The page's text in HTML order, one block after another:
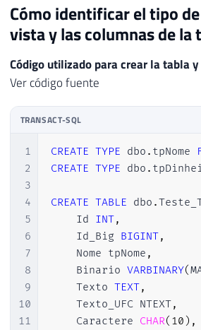
Cómo identificar el tipo
vista y las columnas de la
Código utilizado para crear la tabla
Ver código fuente
TRANSACT-SQL
1
2
3
4
5
6
7
8
9
10
11
CREATE TYPE dbo . tpNome
CREATE TYPE dbo .
CREATE TABLE dbo .
    Id
INT,
    Id_Big
BIGINT,
    Nome tpNome
,
    Binario
VARBINARY(
    Texto
TEXT,
    Texto_UFC NTEXT
,
    Caractere
CHAR( 10 ) ,